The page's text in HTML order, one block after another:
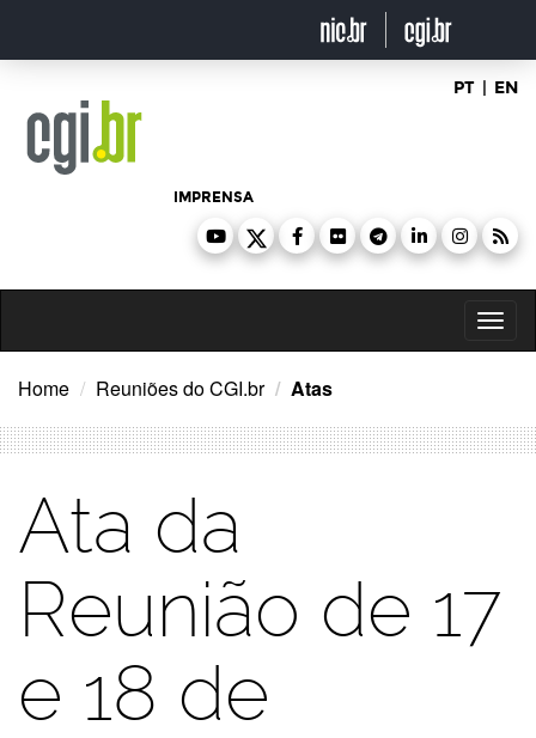
o
PT | EN
IMPRENSA
Home Reuniões do CGI.br Atas
Ata da
Reunião de 17
e 18 de